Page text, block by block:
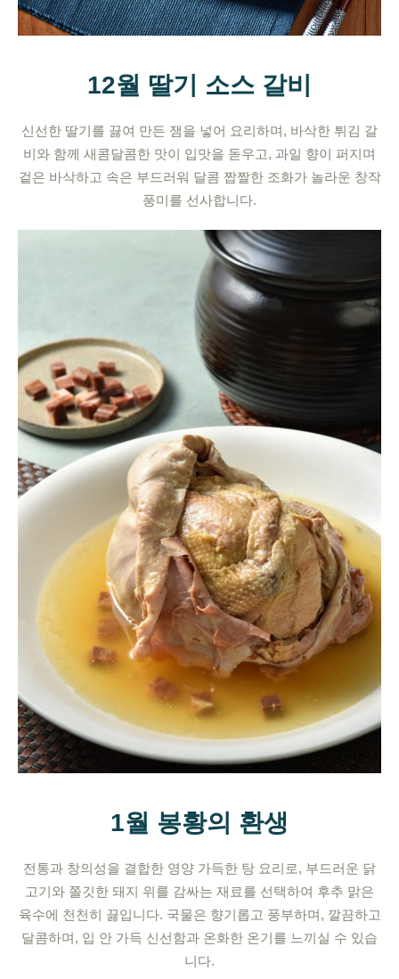
12월 딸기 소스 갈비
신선한 딸기를 끓여 만든 잼을 넣어 요리하며, 바삭한 튀김 갈
비와 함께 새콤달콤한 맛이 입맛을 돋우고, 과일 향이 퍼지며
겉은 바삭하고 속은 부드러워 달콤 짭짤한 조화가 놀라운 창작
풍미를 선사합니다.
1월 봉황의 환생
전통과 창의성을 결합한 영양 가득한 탕 요리로, 부드러운 닭
고기와 쫄깃한 돼지 위를 감싸는 재료를 선택하여 후추 맑은
육수에 천천히 끓입니다. 국물은 향기롭고 풍부하며, 깔끔하고
달콤하며, 입 안 가득 신선함과 온화한 온기를 느끼실 수 있습
니다.